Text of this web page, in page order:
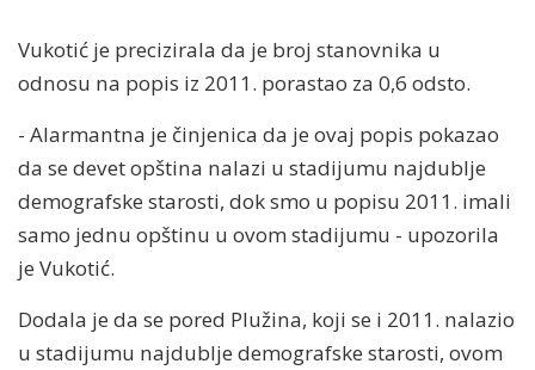
Vukotić je precizirala da je broj stanovnika u
odnosu na popis iz 2011. porastao za 0,6 odsto.
- Alarmantna je činjenica da je ovaj popis pokazao
da se devet opština nalazi u stadijumu najdublje
demografske starosti, dok smo u popisu 2011. imali
samo jednu opštinu u ovom stadijumu - upozorila
je Vukotić.
Dodala je da se pored Plužina, koji se i 2011. nalazio
u stadijumu najdublje demografske starosti, ovom